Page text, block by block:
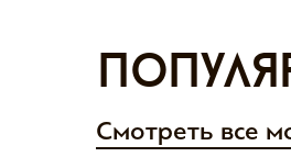
Смотреть все